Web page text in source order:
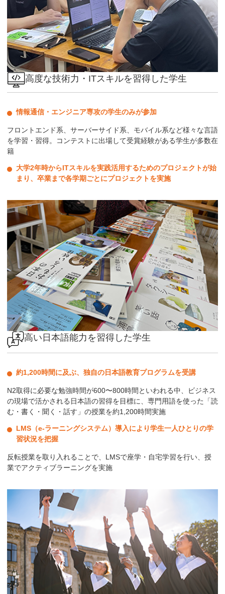
高度な技術力・ITスキルを習得した学生
情報通信・エンジニア専攻の学生のみが参加
フロントエンド系、サーバーサイド系、モバイル系など様々な言語
を学習・習得。コンテストに出場して受賞経験がある学生が多数在
籍
大学2年時からITスキルを実践活用するためのプロジェクトが始
まり、卒業まで各学期ごとにプロジェクトを実施
高い日本語能力を習得した学生
約1,200時間に及ぶ、独自の日本語教育プログラムを受講
N2取得に必要な勉強時間が600〜800時間といわれる中、ビジネス
の現場で活かされる日本語の習得を目標に、専門用語を使った「読
む・書く・聞く・話す」の授業を約1,200時間実施
LMS（e-ラーニングシステム）導入により学生一人ひとりの学
習状況を把握
反転授業を取り入れることで、LMSで座学・自宅学習を行い、授
業でアクティブラーニングを実施